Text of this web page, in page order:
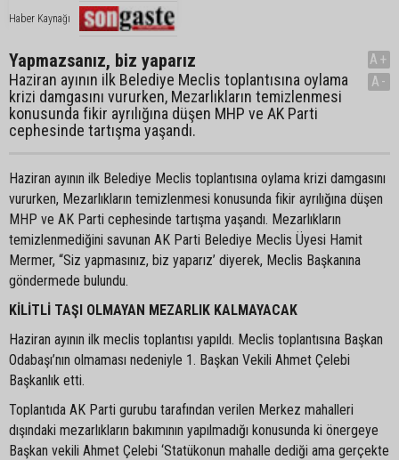
Haber Kaynağı
Yapmazsanız, biz yaparız
Haziran ayının ilk Belediye Meclis toplantısına oylama
krizi damgasını vururken, Mezarlıkların temizlenmesi
konusunda fikir ayrılığına düşen MHP ve AK Parti
cephesinde tartışma yaşandı.
A+
A-
Haziran ayının ilk Belediye Meclis toplantısına oylama krizi damgasını
vururken, Mezarlıkların temizlenmesi konusunda fikir ayrılığına düşen
MHP ve AK Parti cephesinde tartışma yaşandı. Mezarlıkların
temizlenmediğini savunan AK Parti Belediye Meclis Üyesi Hamit
Mermer, “Siz yapmasınız, biz yaparız’ diyerek, Meclis Başkanına
göndermede bulundu.
KİLİTLİ TAŞI OLMAYAN MEZARLIK KALMAYACAK
Haziran ayının ilk meclis toplantısı yapıldı. Meclis toplantısına Başkan
Odabaşı’nın olmaması nedeniyle 1. Başkan Vekili Ahmet Çelebi
Başkanlık etti.
Toplantıda AK Parti gurubu tarafından verilen Merkez mahalleri
dışındaki mezarlıkların bakımının yapılmadığı konusunda ki önergeye
Başkan vekili Ahmet Çelebi ‘Statükonun mahalle dediği ama gerçekte